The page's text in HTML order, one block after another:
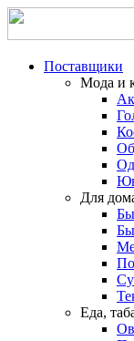
Поставщики
Мода и
Для
Еда,